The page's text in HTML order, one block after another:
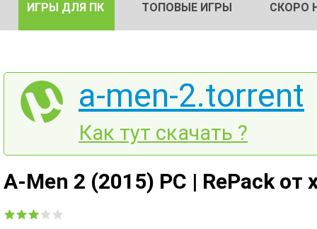
ИГРЫ ДЛЯ ПК ТОПОВЫЕ ИГРЫ СКОРО
a-men-2.torrent
Как тут скачать ?
A-Men 2 (2015) PC | RePack от